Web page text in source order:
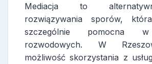
Mediacja to
rozwiązywania sporów,
szczególnie pomocna
rozwodowych. W
możliwość skorzystania z